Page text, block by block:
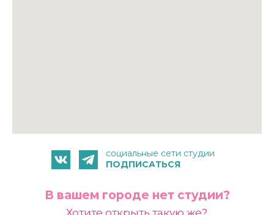
В вашем городе нет студии?
Хотите открыть такую же?
ПОДПИСАТЬСЯ
социальные сети студии
FAG